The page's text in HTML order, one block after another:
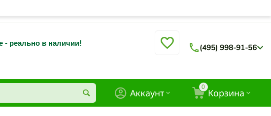
- реально в наличии! (495) 998-91-56
0 Корзина
Аккаунт